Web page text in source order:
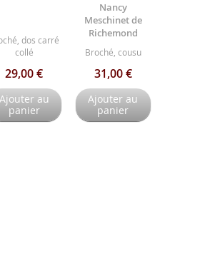
dos carré
collé
29,00 €
Ajouter au
panier
Nancy
Meschinet de
Richemond
Broché, cousu
31,00 €
Ajouter au
panier